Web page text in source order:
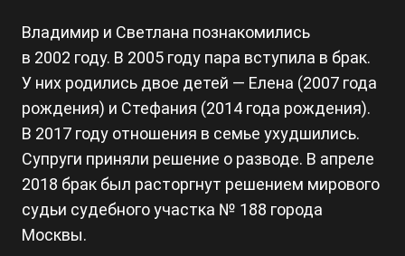
Владимир и Светлана познакомились
в 2002 году. В 2005 году пара вступила в брак.
У них родились двое детей — Елена (2007 года
рождения) и Стефания (2014 года рождения).
В 2017 году отношения в семье ухудшились.
Супруги приняли решение о разводе. В апреле
2018 брак был расторгнут решением мирового
судьи судебного участка № 188 города
Москвы.